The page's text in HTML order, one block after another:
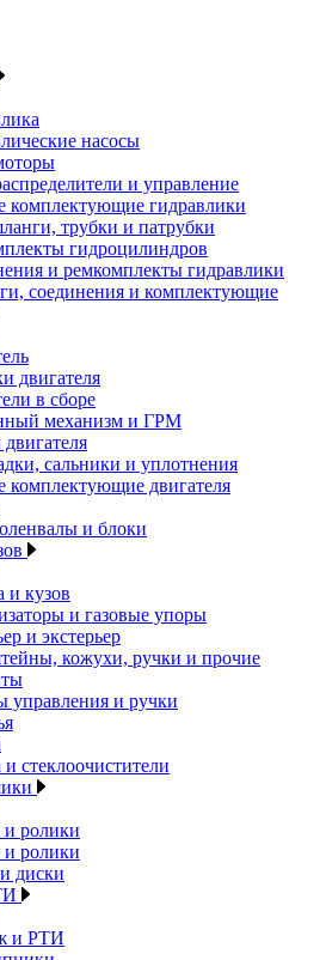
насосы
и управление
комплектующие гидравлики
трубки и патрубки
гидроцилиндров
и ремкомплекты гидравлики
соединения и комплектующие
двигателя
в сборе
механизм и ГРМ
сальники и уплотнения
комплектующие двигателя
и блоки
и кузов
и газовые упоры
и экстерьер
кожухи, ручки и прочие
управления и ручки
и стеклоочистители
и ролики
и ролики
диски
и РТИ